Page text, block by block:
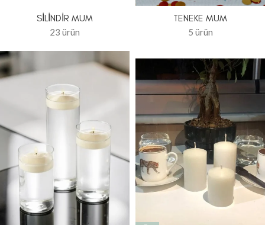
SILINDIR MUM
23 ürün
TENEKE MUM
5 ürün